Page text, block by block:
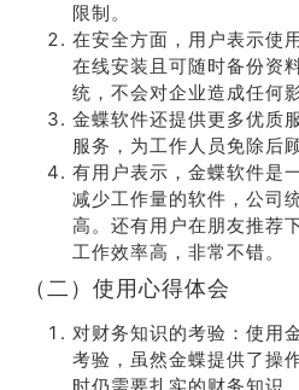
限制。
在安全方面，用户表示使
在线安装且可随时备份资
统，不会对企业造成任何影
金蝶软件还提供更多优质
服务，为工作人员免除后
有用户表示，金蝶软件是
减少工作量的软件，公司
高。还有用户在朋友推荐
工作效率高，非常不错。
（二）使用心得体会
对财务知识的考验：使用
考验，虽然金蝶提供了操